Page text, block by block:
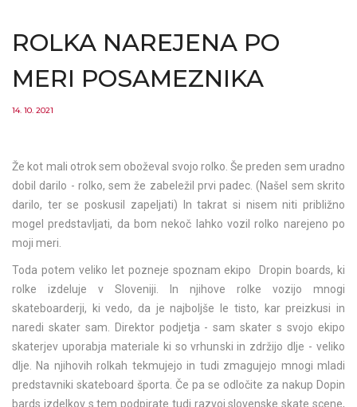
ROLKA NAREJENA PO
MERI POSAMEZNIKA
14. 10. 2021
Že kot mali otrok sem oboževal svojo rolko. Še preden sem uradno
dobil darilo - rolko, sem že zabeležil prvi padec. (Našel sem skrito
darilo, ter se poskusil zapeljati) In takrat si nisem niti približno
mogel predstavljati, da bom nekoč lahko vozil rolko narejeno po
moji meri.
Toda potem veliko let pozneje spoznam ekipo Dropin boards, ki
rolke izdeluje v Sloveniji. In njihove rolke vozijo mnogi
skateboarderji, ki vedo, da je najboljše le tisto, kar preizkusi in
naredi skater sam. Direktor podjetja - sam skater s svojo ekipo
skaterjev uporabja materiale ki so vrhunski in zdržijo dlje - veliko
dlje. Na njihovih rolkah tekmujejo in tudi zmagujejo mnogi mladi
predstavniki skateboard športa. Če pa se odločite za nakup Dopin
bards izdelkov s tem podpirate tudi razvoj slovenske skate scene,